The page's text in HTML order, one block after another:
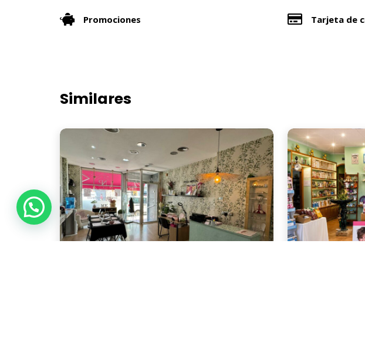
Promociones Tarjeta de
Similares